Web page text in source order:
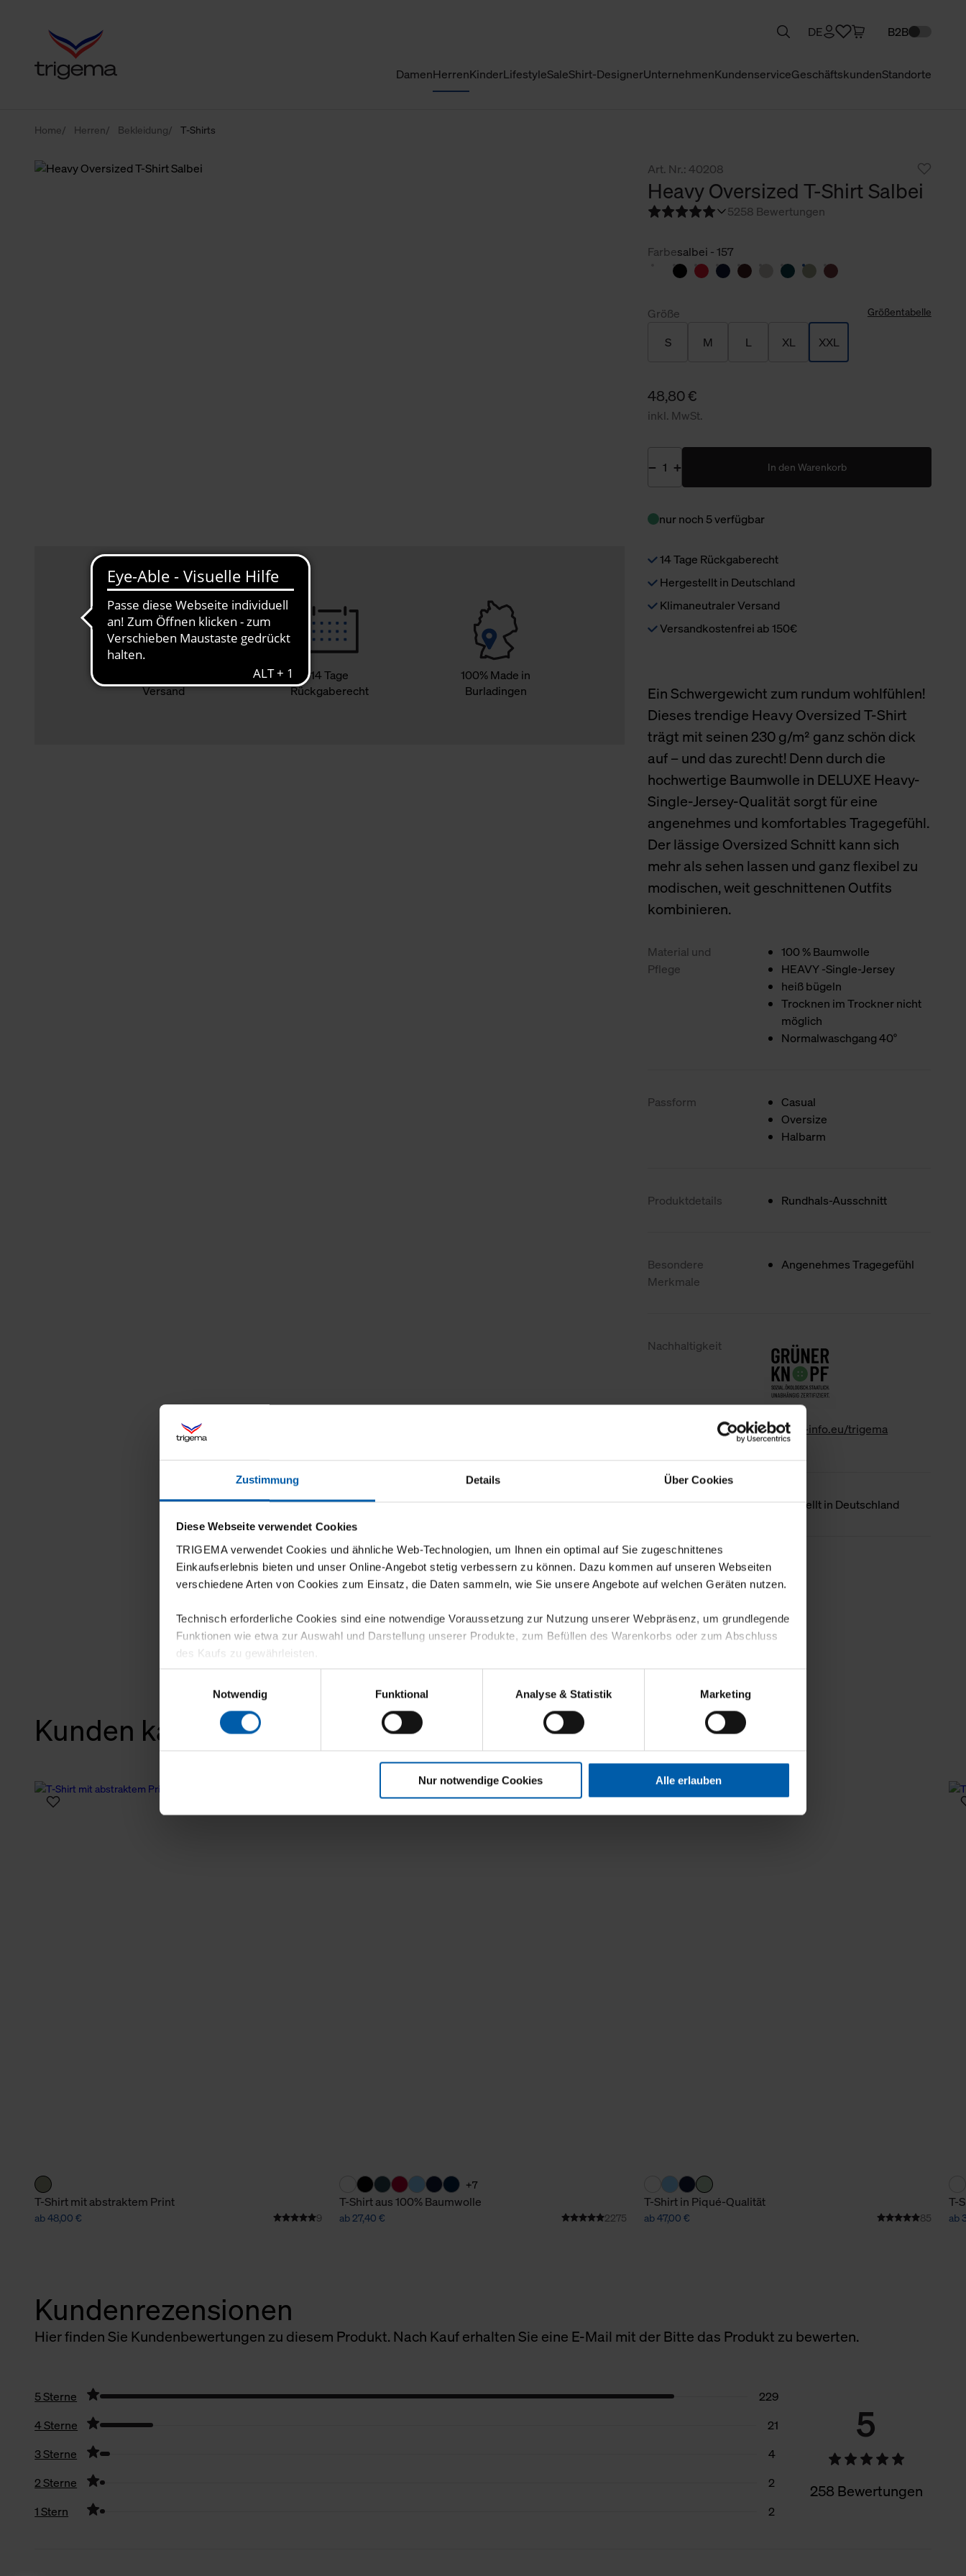
Zustimmung Details Über Cookies
Diese Webseite verwendet Cookies
TRIGEMA verwendet Cookies und ähnliche Web-Technologien, um Ihnen ein optimal auf Sie zugeschnittenes
Einkaufserlebnis bieten und unser Online-Angebot stetig verbessern zu können. Dazu kommen auf unseren Webseiten
verschiedene Arten von Cookies zum Einsatz, die Daten sammeln, wie Sie unsere Angebote auf welchen Geräten nutzen.
Technisch erforderliche Cookies sind eine notwendige Voraussetzung zur Nutzung unserer Webpräsenz, um grundlegende
Funktionen wie etwa zur Auswahl und Darstellung unserer Produkte, zum Befüllen des Warenkorbs oder zum Abschluss
des Kaufs zu gewährleisten.
Für die Darstellung personalisierter Angebote, Anzeigen und Inhalte aufgrund Ihres Nutzerverhaltens und Ihres Profils
sowie für Marketing-, Statistik- und Tracking-Zwecke zur Analyse und Optimierung unserer Webpräsenz speichern wir
personenbezogene Informationen. Diese übermitteln wir in anonymisierter Form an Dritte wie etwa unsere
Klicken Sie auf "Alle erlauben", damit wir alle Cookies und Web-Technologien für Ihr personalisiertes Einkaufserlebnis
verwenden dürfen. Über die jeweiligen Schaltflächen können Sie die Arten der Cookies selbst festlegen, die Sie erlauben
Notwendig
Funktional Analyse & Statistik Marketing
Nur notwendige Cookies Alle erlauben
DamenHerrenKinderLifestyleSaleShirt-DesignerUnternehmenKundenserviceGeschäftskundenStandorte
DE B2B
Home Herren Bekleidung T-Shirts
Versand
14 Tage
Rückgaberecht
100% Made in
Burladingen
Art. Nr.: 40208
Heavy Oversized T-Shirt Salbei
5258 Bewertungen
Farbesalbei - 157
Größe Größentabelle
S M L XL XXL
48,80 €
inkl. MwSt.
In den Warenkorb
nur noch 5 verfügbar
14 Tage Rückgaberecht
Hergestellt in Deutschland
Klimaneutraler Versand
Versandkostenfrei ab 150€
Ein Schwergewicht zum rundum wohlfühlen!
Dieses trendige Heavy Oversized T-Shirt
trägt mit seinen 230 g/m² ganz schön dick
auf – und das zurecht! Denn durch die
hochwertige Baumwolle in DELUXE Heavy-
Single-Jersey-Qualität sorgt für eine
angenehmes und komfortables Tragegefühl.
Der lässige Oversized Schnitt kann sich
mehr als sehen lassen und ganz flexibel zu
modischen, weit geschnittenen Outfits
kombinieren.
Material und
Pflege
100 % Baumwolle
HEAVY -Single-Jersey
heiß bügeln
Trocknen im Trockner nicht
möglich
Normalwaschgang 40°
Passform
Casual
Oversize
Halbarm
Produktdetails Rundhals-Ausschnitt
Besondere
Merkmale
Angenehmes Tragegefühl
Nachhaltigkeit
www.gk-info.eu/trigema
Ursprungsland Hergestellt in Deutschland
Weniger Details
Kunden kauften auch
T-Shirt mit abstraktem Print
ab 48,00 € 9
+7
T-Shirt aus 100% Baumwolle
ab 27,40 € 2275
T-Shirt in Piqué-Qualität
ab 47,00 € 85
T-
ab
Kundenrezensionen
Hier finden Sie Kundenbewertungen zu diesem Produkt. Nach Kauf erhalten Sie eine E-Mail mit der Bitte das Produkt zu bewerten.
5
258 Bewertungen
5 Sterne
229
4 Sterne
21
3 Sterne
4
2 Sterne
2
1 Stern
2